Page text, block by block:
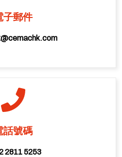
子郵件
話號碼
2811 5253